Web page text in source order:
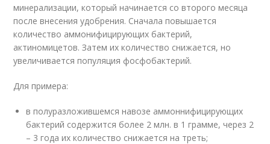
минерализации, который начинается со второго месяца
после внесения удобрения. Сначала повышается
количество аммонифицирующих бактерий,
актиномицетов. Затем их количество снижается, но
увеличивается популяция фосфобактерий.
Для примера:
в полуразложившемся навозе аммоннифицирующих
бактерий содержится более 2 млн. в 1 грамме, через 2
– 3 года их количество снижается на треть;